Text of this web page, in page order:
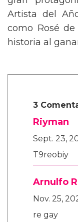
Artista del
como Rosé
historia al
3
Riyman
Sept. 23,
T9reobiy
Arnulfo
Nov. 25,
re gay